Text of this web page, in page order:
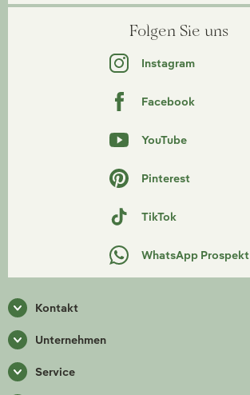
Folgen Sie uns
Instagram
Facebook
YouTube
Pinterest
TikTok
WhatsApp Prospekt
Kontakt
Unternehmen
Service